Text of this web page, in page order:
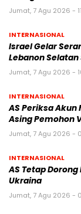
Jumat, 7 Agu 2026 -
INTERNASIONAL
Israel Gelar
Lebanon
Jumat, 7 Agu 2026 -
INTERNASIONAL
AS Periksa Akun
Asing Pemohon
Jumat, 7 Agu 2026 -
INTERNASIONAL
AS Tetap
Ukraina
Jumat, 7 Agu 2026 -